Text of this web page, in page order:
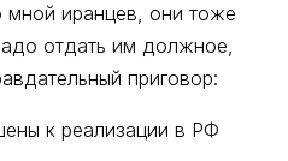
мной иранцев, они тоже
отдать им должное,
приговор:
к реализации в РФ